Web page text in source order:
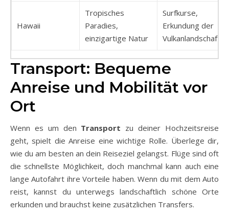
Hawaii
Tropisches
Paradies,
einzigartige Natur
Surfkurse,
Erkundung der
Vulkanlandschaften
Transport: Bequeme
Anreise und Mobilität vor
Ort
Wenn es um den Transport zu deiner Hochzeitsreise
geht, spielt die Anreise eine wichtige Rolle. Überlege dir,
wie du am besten an dein Reiseziel gelangst. Flüge sind oft
die schnellste Möglichkeit, doch manchmal kann auch eine
lange Autofahrt ihre Vorteile haben. Wenn du mit dem Auto
reist, kannst du unterwegs landschaftlich schöne Orte
erkunden und brauchst keine zusätzlichen Transfers.